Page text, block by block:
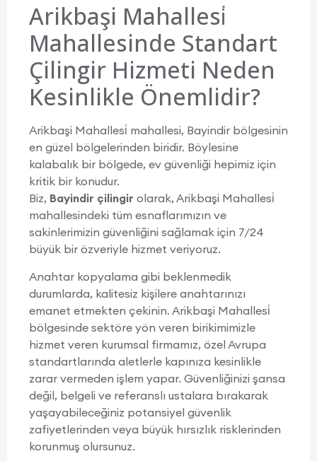
Arikbaşi Mahallesi̇
Mahallesinde Standart
Çilingir Hizmeti Neden
Kesinlikle Önemlidir?
Arikbaşi Mahallesi̇ mahallesi, Bayindir bölgesinin
en güzel bölgelerinden biridir. Böylesine
kalabalık bir bölgede, ev güvenliği hepimiz için
kritik bir konudur.
Biz, Bayindir çilingir olarak, Arikbaşi Mahallesi̇
mahallesindeki tüm esnaflarımızın ve
sakinlerimizin güvenliğini sağlamak için 7/24
büyük bir özveriyle hizmet veriyoruz.
Anahtar kopyalama gibi beklenmedik
durumlarda, kalitesiz kişilere anahtarınızı
emanet etmekten çekinin. Arikbaşi Mahallesi̇
bölgesinde sektöre yön veren birikimimizle
hizmet veren kurumsal firmamız, özel Avrupa
standartlarında aletlerle kapınıza kesinlikle
zarar vermeden işlem yapar. Güvenliğinizi şansa
değil, belgeli ve referanslı ustalara bırakarak
yaşayabileceğiniz potansiyel güvenlik
zafiyetlerinden veya büyük hırsızlık risklerinden
korunmuş olursunuz.